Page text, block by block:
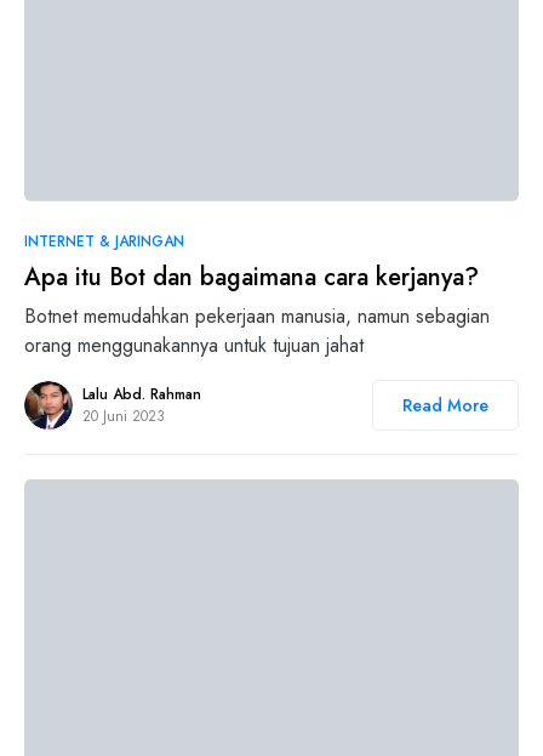
INTERNET & JARINGAN
Apa itu Bot dan bagaimana cara kerjanya?
Botnet memudahkan pekerjaan manusia, namun sebagian
orang menggunakannya untuk tujuan jahat
Lalu Abd. Rahman
20 Juni 2023
Read More